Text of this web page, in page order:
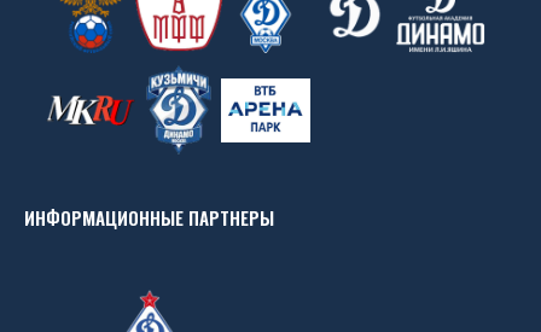
ИНФОРМАЦИОННЫЕ ПАРТНЕРЫ